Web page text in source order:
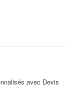
avec Devis